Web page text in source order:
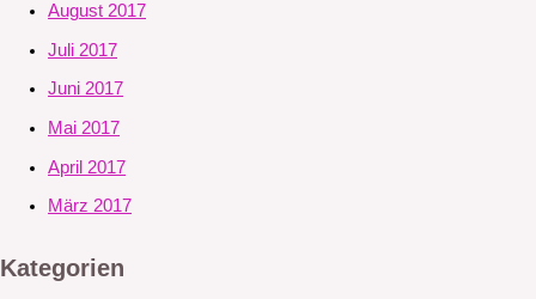
August 2017
Juli 2017
Juni 2017
Mai 2017
April 2017
März 2017
Kategorien